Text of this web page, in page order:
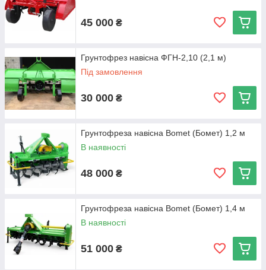
45 000 ₴
Грунтофрез навісна ФГН-2,10 (2,1 м)
Під замовлення
30 000 ₴
Грунтофреза навісна Bomet (Бомет) 1,2 м
В наявності
48 000 ₴
Грунтофреза навісна Bomet (Бомет) 1,4 м
В наявності
51 000 ₴